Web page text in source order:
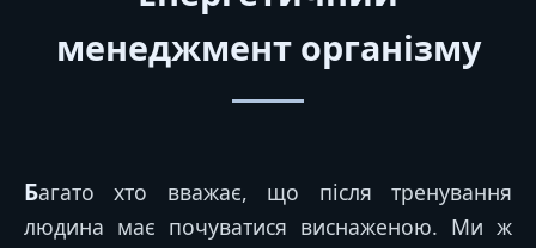
менеджмент організму
Багато хто вважає, що після тренування
людина має почуватися виснаженою. Ми ж